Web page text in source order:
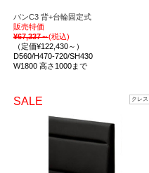
バンC3 背+台輪固定式
販売特価
¥67,337～(税込)
（定価¥122,430～）
D560/H470-720/SH430
W1800 高さ1000まで
SALE クレス